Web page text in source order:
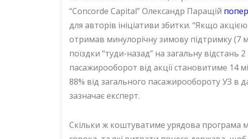
“Concorde Capital” Олександр Паращій
для авторів ініціативи збитки. “Якщо
отримав минулорічну зимову підтримку (7
поїздки “туди-назад” на загальну відстань
пасажирооборот від акції становитиме 14
88% від загального пасажирообороту УЗ в
зазначає експерт.
Скільки ж коштуватиме урядова програма